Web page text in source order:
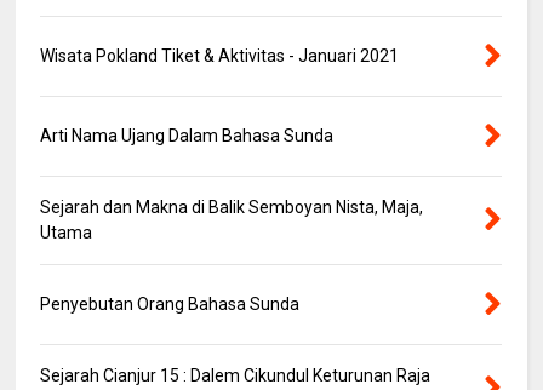
Wisata Pokland Tiket & Aktivitas - Januari 2021
Arti Nama Ujang Dalam Bahasa Sunda
Sejarah dan Makna di Balik Semboyan Nista, Maja,
Utama
Penyebutan Orang Bahasa Sunda
Sejarah Cianjur 15 : Dalem Cikundul Keturunan Raja